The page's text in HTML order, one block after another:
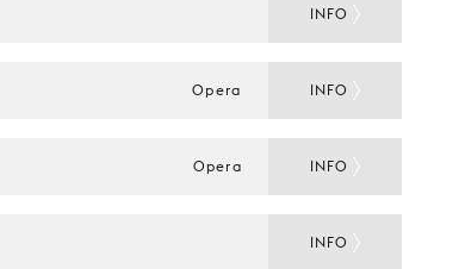
INFO
Opera INFO
Opera INFO
INFO